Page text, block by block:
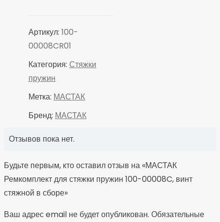
Артикул: 100-
00008CR01
Категория: Стяжки
пружин
Метка: МАСТАК
Бренд: МАСТАК
Отзывов пока нет.
Будьте первым, кто оставил отзыв на «МАСТАК
Ремкомплект для стяжки пружин 100-00008C, винт
стяжной в сборе»
Ваш адрес email не будет опубликован. Обязательные